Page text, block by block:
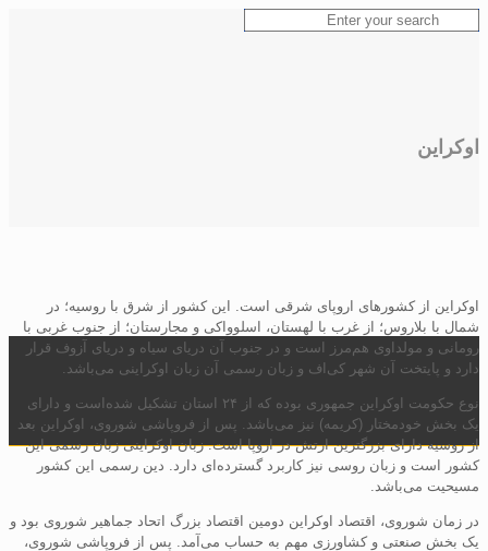
اوکراین
اوکراین از کشورهای اروپای شرقی است. این کشور از شرق با روسیه؛ در
شمال با بلاروس؛ از غرب با لهستان، اسلوواکی و مجارستان؛ از جنوب غربی با
رومانی و مولداوی هم‌مرز است و در جنوب آن دریای سیاه و دریای آزوف قرار
دارد و پایتخت آن شهر کی‌اف و زبان رسمی آن زبان اوکراینی می‌باشد.
نوع حکومت اوکراین جمهوری بوده که از ۲۴ استان تشکیل شده‌است و دارای
یک بخش خودمختار (کریمه) نیز می‌باشد. پس از فروپاشی شوروی، اوکراین بعد
از روسیه دارای بزرگترین ارتش در اروپا است. زبان اوکراینی زبان رسمی این
کشور است و زبان روسی نیز کاربرد گسترده‌ای دارد. دین رسمی این کشور
مسیحیت می‌باشد.
در زمان شوروی، اقتصاد اوکراین دومین اقتصاد بزرگ اتحاد جماهیر شوروی بود و
یک بخش صنعتی و کشاورزی مهم به حساب می‌آمد. پس از فروپاشی شوروی،